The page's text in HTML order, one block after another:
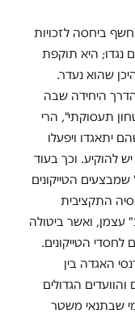
ביחסה לזכויות
נגדו; היא תוקפת
שהוא נעדר.
היחידה שבה
תעסוקתי", הרי
יתאגדו ויפעלו
להוקיע. וכך בעוד
הטייקונים
התקציבית
עצמן, ואשר ביטולה
הטייקונים.
האגדה בין
והוועדים הגדולים
שבתנאי משטר